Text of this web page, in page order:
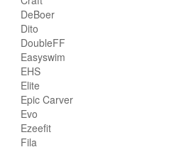
DeBoer
Dito
DoubleFF
Easyswim
EHS
Elite
Epic Carver
Evo
Ezeefit
Fila